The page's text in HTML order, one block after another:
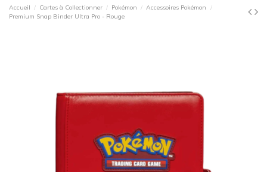
Accueil Cartes à Collectionner Pokémon
Accessoires Pokémon
Premium Snap Binder Ultra Pro - Rouge